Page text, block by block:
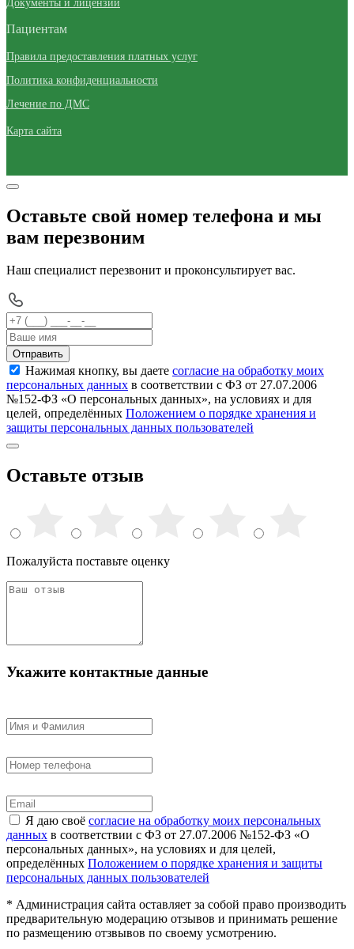
Документы и лицензии
Пациентам
Правила предоставления платных услуг
Политика конфиденциальности
Лечение по ДМС
Карта сайта
Оставьте свой номер телефона и мы
вам перезвоним
Наш специалист перезвонит и проконсультирует вас.
Отправить
Нажимая кнопку, вы даете согласие на обработку моих
персональных данных в соответствии с ФЗ от 27.07.2006
№152-ФЗ «О персональных данных», на условиях и для
целей, определённых Положением о порядке хранения и
защиты персональных данных пользователей
Оставьте отзыв
Пожалуйста поставьте оценку
Укажите контактные данные
Я даю своё согласие на обработку моих персональных
данных в соответствии с ФЗ от 27.07.2006 №152-ФЗ «О
персональных данных», на условиях и для целей,
определённых Положением о порядке хранения и защиты
персональных данных пользователей
* Администрация сайта оставляет за собой право производить
предварительную модерацию отзывов и принимать решение
по размещению отзвывов по своему усмотрению.